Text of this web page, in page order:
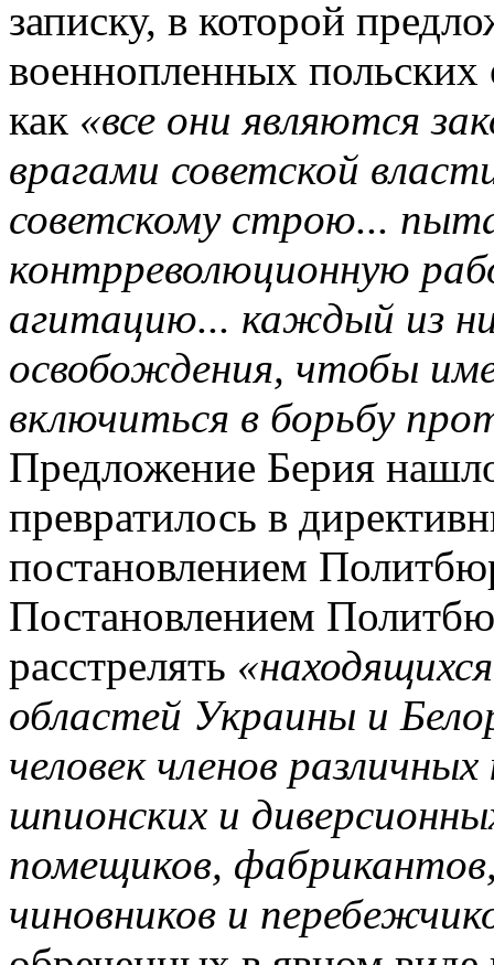
записку, в которой
военнопленных
как «все они являются
врагами советской
советскому строю...
контрреволюционную
агитацию... каждый из
освобождения, чтобы
включиться в борьбу
Предложение Берия
превратилось в
постановлением
Постановлением
расстрелять
областей Украины и
человек членов
шпионских и
помещиков,
чиновников и